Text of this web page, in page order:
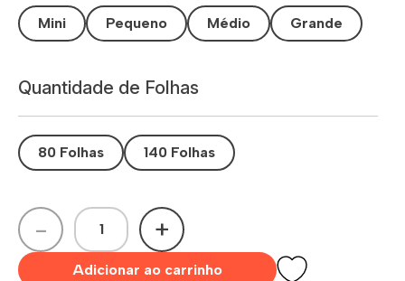
Mini Pequeno Médio Grande
Quantidade de Folhas
80 Folhas 140 Folhas
- +
Adicionar ao carrinho